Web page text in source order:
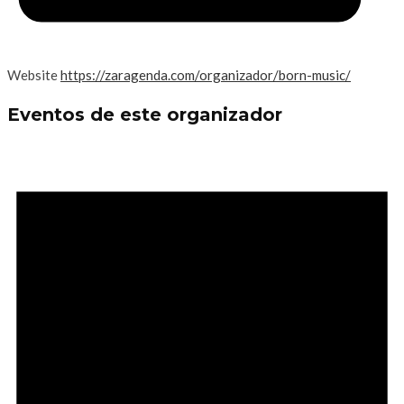
Websitehttps://zaragenda.com/organizador/born-music/
Eventos de este organizador